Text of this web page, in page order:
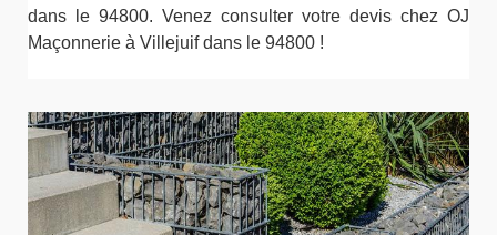
dans le 94800. Venez consulter votre devis chez OJ
Maçonnerie à Villejuif dans le 94800 !